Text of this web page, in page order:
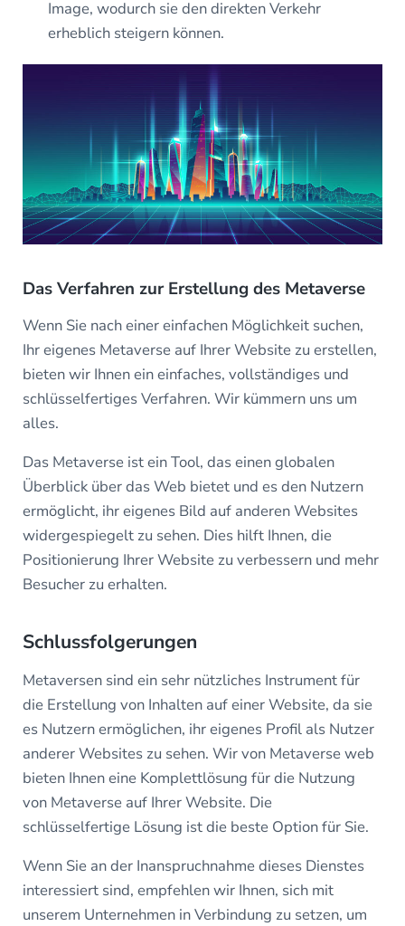
Image, wodurch sie den direkten Verkehr
erheblich steigern können.
Das Verfahren zur Erstellung des Metaverse
Wenn Sie nach einer einfachen Möglichkeit suchen,
Ihr eigenes Metaverse auf Ihrer Website zu erstellen,
bieten wir Ihnen ein einfaches, vollständiges und
schlüsselfertiges Verfahren. Wir kümmern uns um
alles.
Das Metaverse ist ein Tool, das einen globalen
Überblick über das Web bietet und es den Nutzern
ermöglicht, ihr eigenes Bild auf anderen Websites
widergespiegelt zu sehen. Dies hilft Ihnen, die
Positionierung Ihrer Website zu verbessern und mehr
Besucher zu erhalten.
Schlussfolgerungen
Metaversen sind ein sehr nützliches Instrument für
die Erstellung von Inhalten auf einer Website, da sie
es Nutzern ermöglichen, ihr eigenes Profil als Nutzer
anderer Websites zu sehen. Wir von Metaverse web
bieten Ihnen eine Komplettlösung für die Nutzung
von Metaverse auf Ihrer Website. Die
schlüsselfertige Lösung ist die beste Option für Sie.
Wenn Sie an der Inanspruchnahme dieses Dienstes
interessiert sind, empfehlen wir Ihnen, sich mit
unserem Unternehmen in Verbindung zu setzen, um